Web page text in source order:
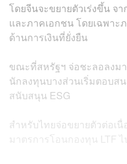
โดยจีนจะขยายตัวเร่งขึ้น จ
และภาคเอกชน โดยเฉพาะ
ด้านการเงินที่ยั่งยืน
ขณะที่สหรัฐฯ จ่อชะลอลงม
นักลงทุนบางส่วนเริ่มตอบส
สนับสนุน ESG
สำหรับไทยจ่อขยายตัวต่อเนื่
มาตรการโอนกองทุน LTF ไ